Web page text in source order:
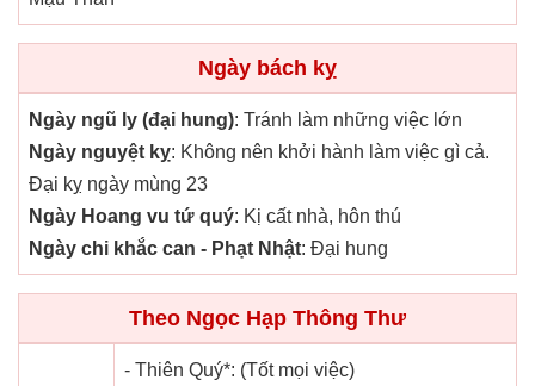
Ngày bách kỵ
Ngày ngũ ly (đại hung): Tránh làm những việc lớn
Ngày nguyệt kỵ: Không nên khởi hành làm việc gì cả.
Đại kỵ ngày mùng 23
Ngày Hoang vu tứ quý: Kị cất nhà, hôn thú
Ngày chi khắc can - Phạt Nhật: Đại hung
Theo Ngọc Hạp Thông Thư
- Thiên Quý*: (Tốt mọi việc)